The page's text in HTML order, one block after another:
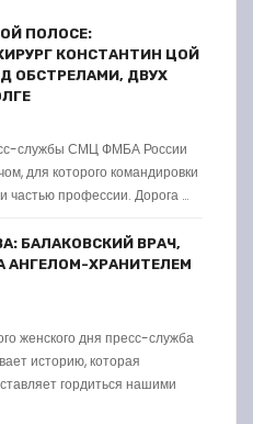
ПОЛОСЕ:
КОНСТАНТИН ЦОЙ
ОБСТРЕЛАМИ, ДВУХ
службы СМЦ ФМБА России
для которого командировки
частью профессии. Дорога …
БАЛАКОВСКИЙ ВРАЧ,
АНГЕЛОМ-ХРАНИТЕЛЕМ
женского дня пресс-служба
историю, которая
гордиться нашими